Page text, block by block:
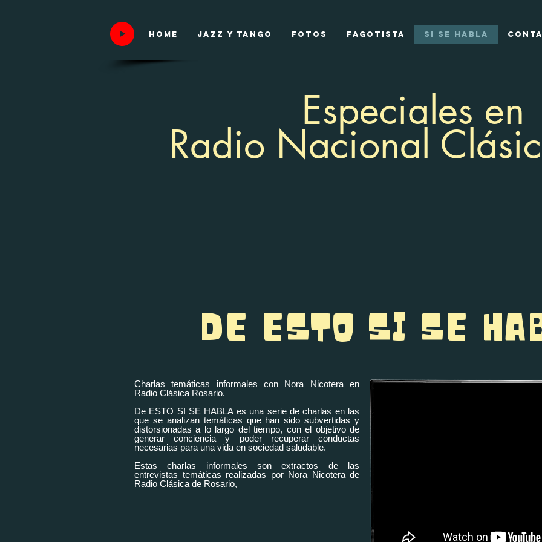
HOME Jazz y tango FOTOS FAGOTISTA SI SE HABLA
Especiales en
Radio Nacional
DE ESTO SI SE
Charlas temáticas informales con Nora Nicotera en
Radio Clásica Rosario.
De ESTO SI SE HABLA es una serie de charlas en las
que se analizan temáticas que han sido subvertidas y
distorsionadas a lo largo del tiempo, con el objetivo de
generar conciencia y poder recuperar conductas
necesarias para una vida en sociedad saludable.
Estas charlas informales son extractos de las
entrevistas temáticas realizadas por Nora Nicotera de
Radio Clásica de Rosario,